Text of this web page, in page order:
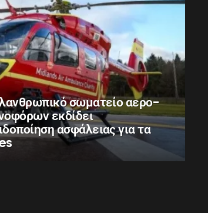
σωματείο αερο-
εκδίδει
ασφάλειας για τα